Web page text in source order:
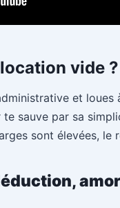
vide ?
et
sauve par sa
sont élevées,